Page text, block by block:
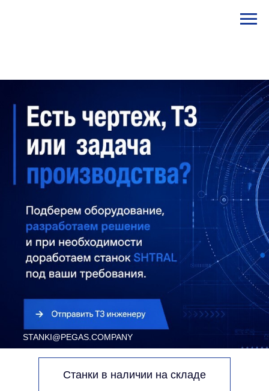
STANKI@PEGAS.COMPANY
Станки в наличии на складе